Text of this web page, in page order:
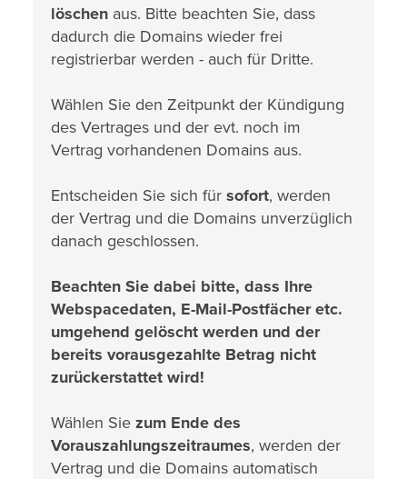
löschen aus. Bitte beachten Sie, dass
dadurch die Domains wieder frei
registrierbar werden - auch für Dritte.
Wählen Sie den Zeitpunkt der Kündigung
des Vertrages und der evt. noch im
Vertrag vorhandenen Domains aus.
Entscheiden Sie sich für sofort, werden
der Vertrag und die Domains unverzüglich
danach geschlossen.
Beachten Sie dabei bitte, dass Ihre
Webspacedaten, E-Mail-Postfächer etc.
umgehend gelöscht werden und der
bereits vorausgezahlte Betrag nicht
zurückerstattet wird!
Wählen Sie zum Ende des
Vorauszahlungszeitraumes, werden der
Vertrag und die Domains automatisch